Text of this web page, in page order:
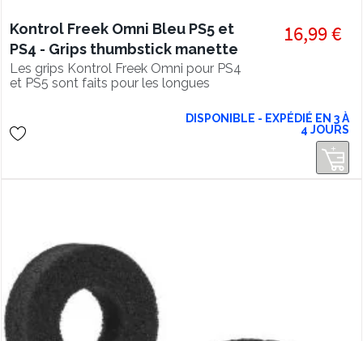
Kontrol Freek Omni Bleu PS5 et
PS4 - Grips thumbstick manette
Les grips Kontrol Freek Omni pour PS4
et PS5 sont faits pour les longues
16,99 €
DISPONIBLE - EXPÉDIÉ EN 3 À
4 JOURS